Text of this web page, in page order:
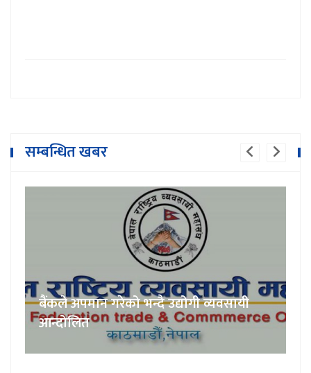
सम्बन्धित खबर
बैंकले अपमान गरेको भन्दै उद्योगी व्यवसायी
आन्दोलित